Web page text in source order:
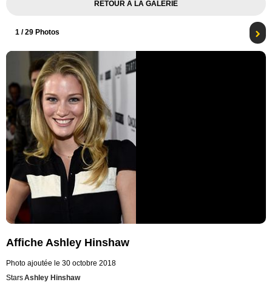
RETOUR À LA GALERIE
1 / 29 Photos
Affiche Ashley Hinshaw
Photo ajoutée le 30 octobre 2018
StarsAshley Hinshaw